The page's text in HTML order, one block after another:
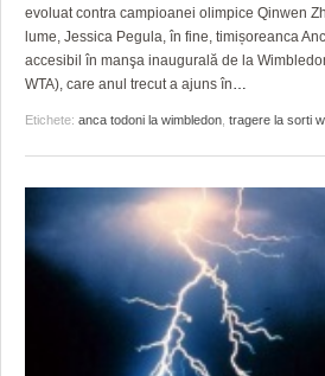
evoluat contra campioanei olimpice Qinwen
lume, Jessica Pegula, în fine, timișoreanca
accesibil în manşa inaugurală de la
WTA), care anul trecut a ajuns în…
Etichete: anca todoni la wimbledon tragere la sorti